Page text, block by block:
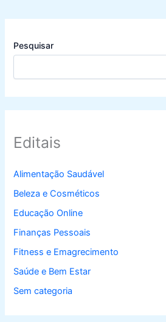
Pesquisar
Editais
Alimentação Saudável
Beleza e Cosméticos
Educação Online
Finanças Pessoais
Fitness e Emagrecimento
Saúde e Bem Estar
Sem categoria